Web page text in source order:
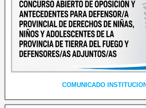
COMUNICADO